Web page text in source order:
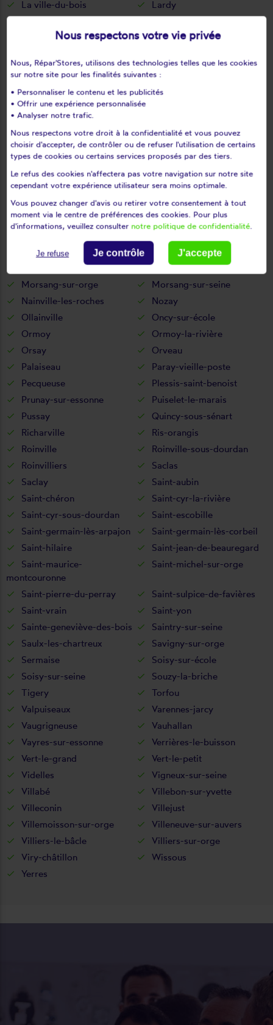
La ville-du-bois
Lardy
Le val-saint-germain
Les granges-le-roi
Leudeville
Leuville-sur-orge
Limours
Limours en hurepoix
Linas
Longjumeau
Maisse
Marcoussis
Marolles-en-beauce
Marolles-en-hurepoix
Massy
Mauchamps
Mennecy
Méréville
Mérobert
Mespuits
Milly-la-forêt
Moigny-sur-école
Montgeron
Montlhéry
Morigny-champigny
Morsang-sur-orge
Morsang-sur-seine
Nainville-les-roches
Nozay
Ollainville
Oncy-sur-école
Ormoy
Ormoy-la-rivière
Orsay
Orveau
Palaiseau
Paray-vieille-poste
Pecqueuse
Plessis-saint-benoist
Prunay-sur-essonne
Puiselet-le-marais
Pussay
Quincy-sous-sénart
Richarville
Ris-orangis
Roinville
Roinville-sous-dourdan
Roinvilliers
Saclas
Saclay
Saint-aubin
Saint-chéron
Saint-cyr-la-rivière
Saint-cyr-sous-dourdan
Saint-escobille
Saint-germain-lès-arpajon
Saint-germain-lès-corbeil
Saint-hilaire
Saint-jean-de-beauregard
Saint-maurice-
montcouronne
Saint-michel-sur-orge
Saint-pierre-du-perray
Saint-sulpice-de-favières
Saint-vrain
Saint-yon
Sainte-geneviève-des-bois
Saintry-sur-seine
Saulx-les-chartreux
Savigny-sur-orge
Sermaise
Soisy-sur-école
Soisy-sur-seine
Souzy-la-briche
Tigery
Torfou
Valpuiseaux
Varennes-jarcy
Vaugrigneuse
Vauhallan
Vayres-sur-essonne
Verrières-le-buisson
Vert-le-grand
Vert-le-petit
Videlles
Vigneux-sur-seine
Villabé
Villebon-sur-yvette
Villeconin
Villejust
Villemoisson-sur-orge
Villeneuve-sur-auvers
Villiers-le-bâcle
Villiers-sur-orge
Viry-châtillon
Wissous
Yerres
Nous respectons votre vie privée
Nous, Répar'Stores, utilisons des technologies telles que les cookies
sur notre site pour les finalités suivantes :
• Personnaliser le contenu et les publicités
• Offrir une expérience personnalisée
• Analyser notre trafic.
Nous respectons votre droit à la confidentialité et vous pouvez
choisir d'accepter, de contrôler ou de refuser l'utilisation de certains
types de cookies ou certains services proposés par des tiers.
Le refus des cookies n'affectera pas votre navigation sur notre site
cependant votre expérience utilisateur sera moins optimale.
Vous pouvez changer d'avis ou retirer votre consentement à tout
moment via le centre de préférences des cookies. Pour plus
d'informations, veuillez consulter notre politique de confidentialité.
Je refuse Je contrôle J'accepte